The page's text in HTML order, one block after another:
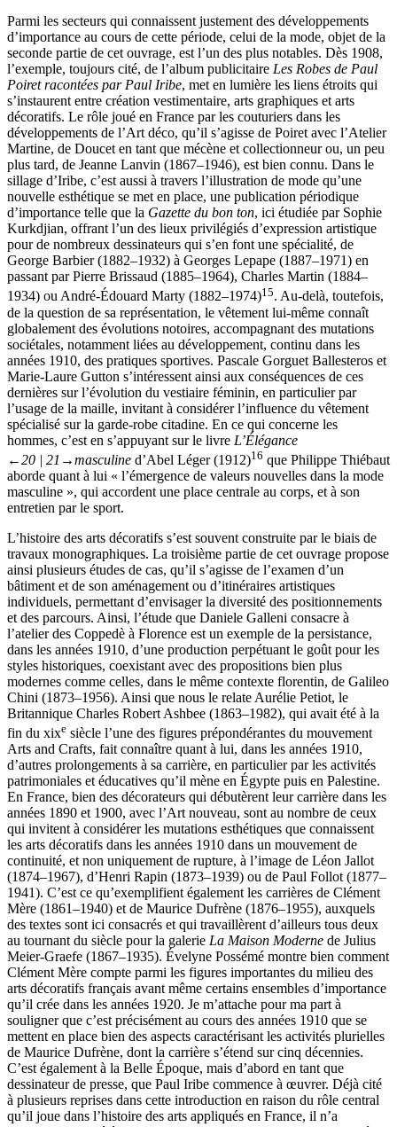
Parmi les secteurs qui connaissent justement des développements
d’importance au cours de cette période, celui de la mode, objet de la
seconde partie de cet ouvrage, est l’un des plus notables. Dès 1908,
l’exemple, toujours cité, de l’album publicitaire Les Robes de Paul
Poiret racontées par Paul Iribe, met en lumière les liens étroits qui
s’instaurent entre création vestimentaire, arts graphiques et arts
décoratifs. Le rôle joué en France par les couturiers dans les
développements de l’Art déco, qu’il s’agisse de Poiret avec l’Atelier
Martine, de Doucet en tant que mécène et collectionneur ou, un peu
plus tard, de Jeanne Lanvin (1867–1946), est bien connu. Dans le
sillage d’Iribe, c’est aussi à travers l’illustration de mode qu’une
nouvelle esthétique se met en place, une publication périodique
d’importance telle que la Gazette du bon ton, ici étudiée par Sophie
Kurkdjian, offrant l’un des lieux privilégiés d’expression artistique
pour de nombreux dessinateurs qui s’en font une spécialité, de
George Barbier (1882–1932) à Georges Lepape (1887–1971) en
passant par Pierre Brissaud (1885–1964), Charles Martin (1884–
1934) ou André-Édouard Marty (1882–1974)15. Au-delà, toutefois,
de la question de sa représentation, le vêtement lui-même connaît
globalement des évolutions notoires, accompagnant des mutations
sociétales, notamment liées au développement, continu dans les
années 1910, des pratiques sportives. Pascale Gorguet Ballesteros et
Marie-Laure Gutton s’intéressent ainsi aux conséquences de ces
dernières sur l’évolution du vestiaire féminin, en particulier par
l’usage de la maille, invitant à considérer l’influence du vêtement
spécialisé sur la garde-robe citadine. En ce qui concerne les
hommes, c’est en s’appuyant sur le livre L’Élégance
←20 | 21→masculine d’Abel Léger (1912)16 que Philippe Thiébaut
aborde quant à lui « l’émergence de valeurs nouvelles dans la mode
masculine », qui accordent une place centrale au corps, et à son
entretien par le sport.
L’histoire des arts décoratifs s’est souvent construite par le biais de
travaux monographiques. La troisième partie de cet ouvrage propose
ainsi plusieurs études de cas, qu’il s’agisse de l’examen d’un
bâtiment et de son aménagement ou d’itinéraires artistiques
individuels, permettant d’envisager la diversité des positionnements
et des parcours. Ainsi, l’étude que Daniele Galleni consacre à
l’atelier des Coppedè à Florence est un exemple de la persistance,
dans les années 1910, d’une production perpétuant le goût pour les
styles historiques, coexistant avec des propositions bien plus
modernes comme celles, dans le même contexte florentin, de Galileo
Chini (1873–1956). Ainsi que nous le relate Aurélie Petiot, le
Britannique Charles Robert Ashbee (1863–1982), qui avait été à la
fin du xixe siècle l’une des figures prépondérantes du mouvement
Arts and Crafts, fait connaître quant à lui, dans les années 1910,
d’autres prolongements à sa carrière, en particulier par les activités
patrimoniales et éducatives qu’il mène en Égypte puis en Palestine.
En France, bien des décorateurs qui débutèrent leur carrière dans les
années 1890 et 1900, avec l’Art nouveau, sont au nombre de ceux
qui invitent à considérer les mutations esthétiques que connaissent
les arts décoratifs dans les années 1910 dans un mouvement de
continuité, et non uniquement de rupture, à l’image de Léon Jallot
(1874–1967), d’Henri Rapin (1873–1939) ou de Paul Follot (1877–
1941). C’est ce qu’exemplifient également les carrières de Clément
Mère (1861–1940) et de Maurice Dufrène (1876–1955), auxquels
des textes sont ici consacrés et qui travaillèrent d’ailleurs tous deux
au tournant du siècle pour la galerie La Maison Moderne de Julius
Meier-Graefe (1867–1935). Évelyne Possémé montre bien comment
Clément Mère compte parmi les figures importantes du milieu des
arts décoratifs français avant même certains ensembles d’importance
qu’il crée dans les années 1920. Je m’attache pour ma part à
souligner que c’est précisément au cours des années 1910 que se
mettent en place bien des aspects caractérisant les activités plurielles
de Maurice Dufrène, dont la carrière s’étend sur cinq décennies.
C’est également à la Belle Époque, mais d’abord en tant que
dessinateur de presse, que Paul Iribe commence à œuvrer. Déjà cité
à plusieurs reprises dans cette introduction en raison du rôle central
qu’il joue dans l’histoire des arts appliqués en France, il n’a